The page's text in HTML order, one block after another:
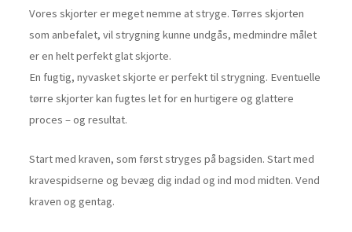
Vores skjorter er meget nemme at stryge. Tørres skjorten
som anbefalet, vil strygning kunne undgås, medmindre målet
er en helt perfekt glat skjorte.
En fugtig, nyvasket skjorte er perfekt til strygning. Eventuelle
tørre skjorter kan fugtes let for en hurtigere og glattere
proces – og resultat.
Start med kraven, som først stryges på bagsiden. Start med
kravespidserne og bevæg dig indad og ind mod midten. Vend
kraven og gentag.